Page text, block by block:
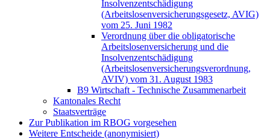
Insolvenzentschädigung
(Arbeitslosenversicherungsgesetz, AVIG)
vom 25. Juni 1982
Verordnung über die obligatorische
Arbeitslosenversicherung und die
Insolvenzentschädigung
(Arbeitslosenversicherungsverordnung,
AVIV) vom 31. August 1983
B9 Wirtschaft - Technische Zusammenarbeit
Kantonales Recht
Staatsverträge
Zur Publikation im RBOG vorgesehen
Weitere Entscheide (anonymisiert)